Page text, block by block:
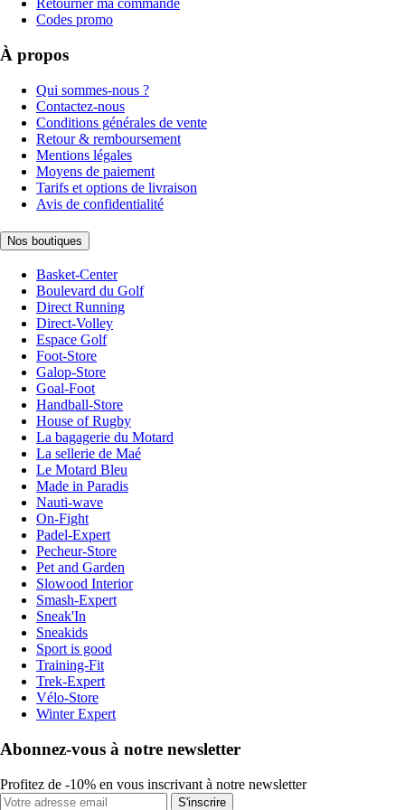
Retourner ma commande
Codes promo
À propos
Qui sommes-nous ?
Contactez-nous
Conditions générales de vente
Retour & remboursement
Mentions légales
Moyens de paiement
Tarifs et options de livraison
Avis de confidentialité
Nos boutiques
Basket-Center
Boulevard du Golf
Direct Running
Direct-Volley
Espace Golf
Foot-Store
Galop-Store
Goal-Foot
Handball-Store
House of Rugby
La bagagerie du Motard
La sellerie de Maé
Le Motard Bleu
Made in Paradis
Nauti-wave
On-Fight
Padel-Expert
Pecheur-Store
Pet and Garden
Slowood Interior
Smash-Expert
Sneak'In
Sneakids
Sport is good
Training-Fit
Trek-Expert
Vélo-Store
Winter Expert
Abonnez-vous à notre newsletter
Profitez de -10% en vous inscrivant à notre newsletter
S'inscrire